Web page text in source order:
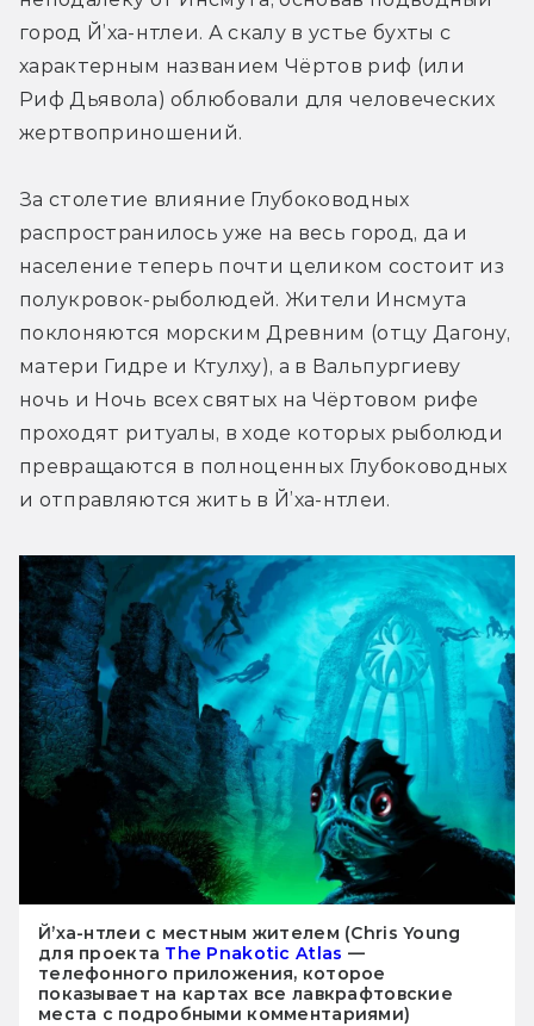
город Й’ха-нтлеи. А скалу в устье бухты с
характерным названием Чёртов риф (или
Риф Дьявола) облюбовали для человеческих
жертвоприношений.
За столетие влияние Глубоководных
распространилось уже на весь город, да и
население теперь почти целиком состоит из
полукровок-рыболюдей. Жители Инсмута
поклоняются морским Древним (отцу Дагону,
матери Гидре и Ктулху), а в Вальпургиеву
ночь и Ночь всех святых на Чёртовом рифе
проходят ритуалы, в ходе которых рыболюди
превращаются в полноценных Глубоководных
и отправляются жить в Й’ха-нтлеи.
Й’ха-нтлеи с местным жителем (Chris Young
для проекта The Pnakotic Atlas —
телефонного приложения, которое
показывает на картах все лавкрафтовские
места с подробными комментариями)